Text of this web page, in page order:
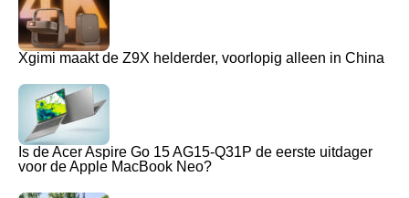
Xgimi maakt de Z9X helderder, voorlopig alleen in China
Is de Acer Aspire Go 15 AG15-Q31P de eerste uitdager
voor de Apple MacBook Neo?